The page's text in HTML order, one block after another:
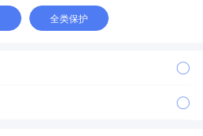
全类保护